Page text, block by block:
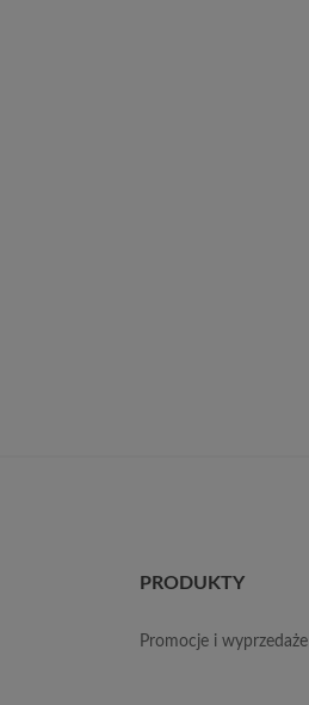
PRODUKTY
promocje i wyprzedaże